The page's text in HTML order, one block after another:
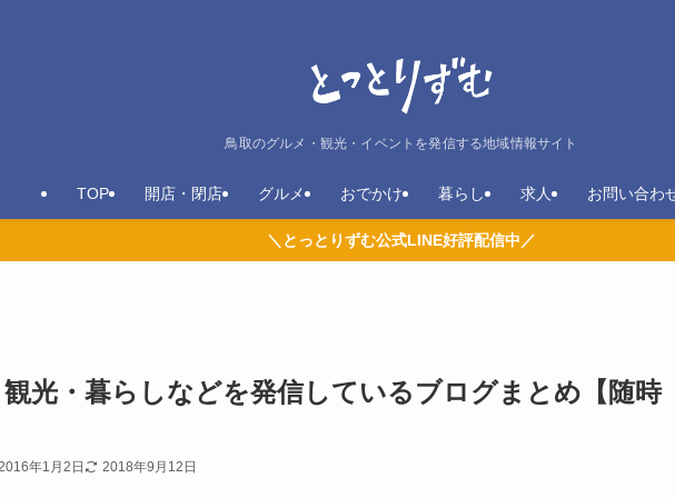
鳥取のグルメ・観光・イベントを発信する地域情報サイト
TOP 開店・閉店 グルメ おでかけ 暮らし 求人 お問い合わ
＼とっとりずむ公式LINE好評配信中／
光・暮らしなどを発信しているブログまとめ【随時
年1月2日 2018年9月12日